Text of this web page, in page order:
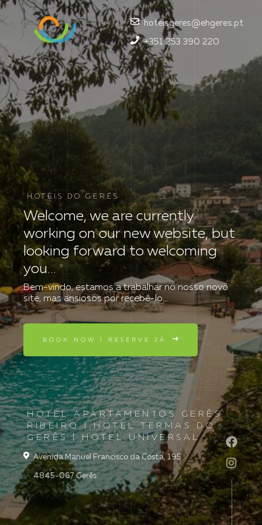
hoteisgeres@ehgeres.pt
+351 253 390 220
HOTÉIS DO GERÊS
Welcome, we are currently
working on our new website,but
looking forward towelcoming
you...
Bem-vindo, estamos a trabalhar no nosso novo
site, mas ansiosos por recebê-lo...
BOOK NOW | RESERVE JÁ
HOTEL APARTAMENTOS GERÊS
RIBEIRO | HOTEL TERMAS DO
GERÊS | HOTEL UNIVERSAL
Avenida Manuel Francisco da Costa, 195
4845-067 Gerês